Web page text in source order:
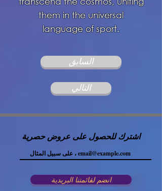
them in the universal
language of sport.
السابق
التالي
اشترك للحصول على عروض حصرية
انضم لقائمتنا البريدية